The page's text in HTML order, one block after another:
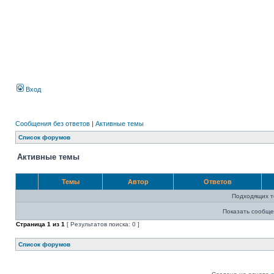
Вход
Сообщения без ответов | Активные темы
Список форумов
Активные темы
Темы Автор Ответов
Подходящих
Показать
Страница 1 из 1 [ Результатов поиска: 0 ]
Список форумов